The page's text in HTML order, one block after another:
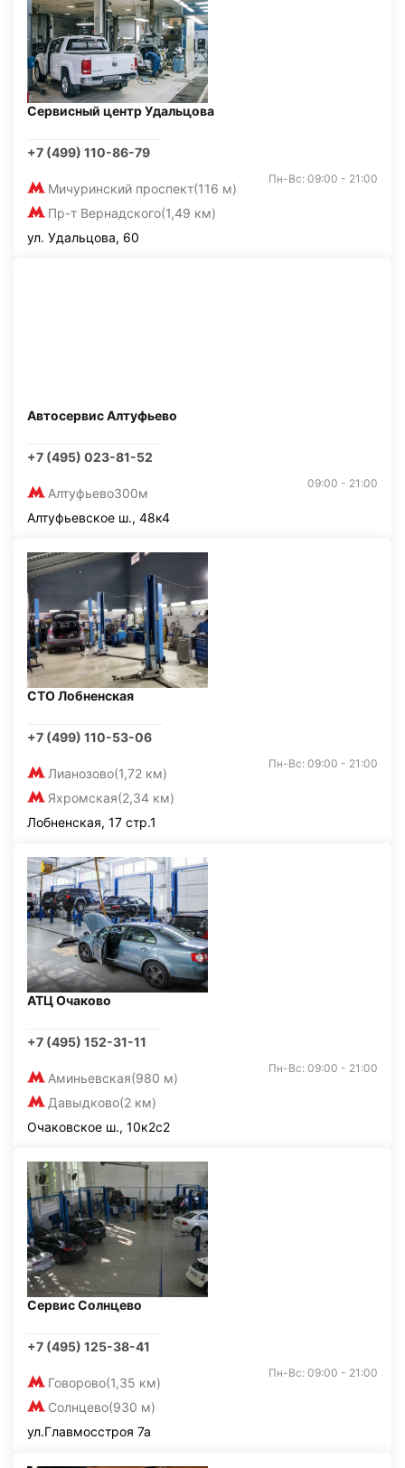
Сервисный центр Удальцова
+7 (499) 110-86-79
Мичуринский проспект(116 м)
Пр-т Вернадского(1,49 км)
Пн-Вс: 09:00 - 21:00
ул. Удальцова, 60
Автосервис Алтуфьево
+7 (495) 023-81-52
Алтуфьево300м
09:00 - 21:00
Алтуфьевское ш., 48к4
СТО Лобненская
+7 (499) 110-53-06
Лианозово(1,72 км)
Яхромская(2,34 км)
Пн-Вс: 09:00 - 21:00
Лобненская, 17 стр.1
АТЦ Очаково
+7 (495) 152-31-11
Аминьевская(980 м)
Давыдково(2 км)
Пн-Вс: 09:00 - 21:00
Очаковское ш., 10к2с2
Сервис Солнцево
+7 (495) 125-38-41
Говорово(1,35 км)
Солнцево(930 м)
Пн-Вс: 09:00 - 21:00
ул.Главмосстроя 7а